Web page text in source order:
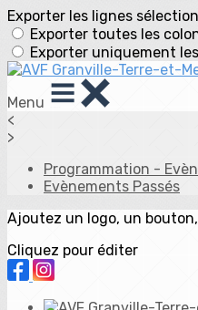
Exporter les lignes
Exporter toutes les
Exporter uniquement
Menu
<
>
Programmation -
Evènements Passés
Ajoutez un logo, un
Cliquez pour éditer